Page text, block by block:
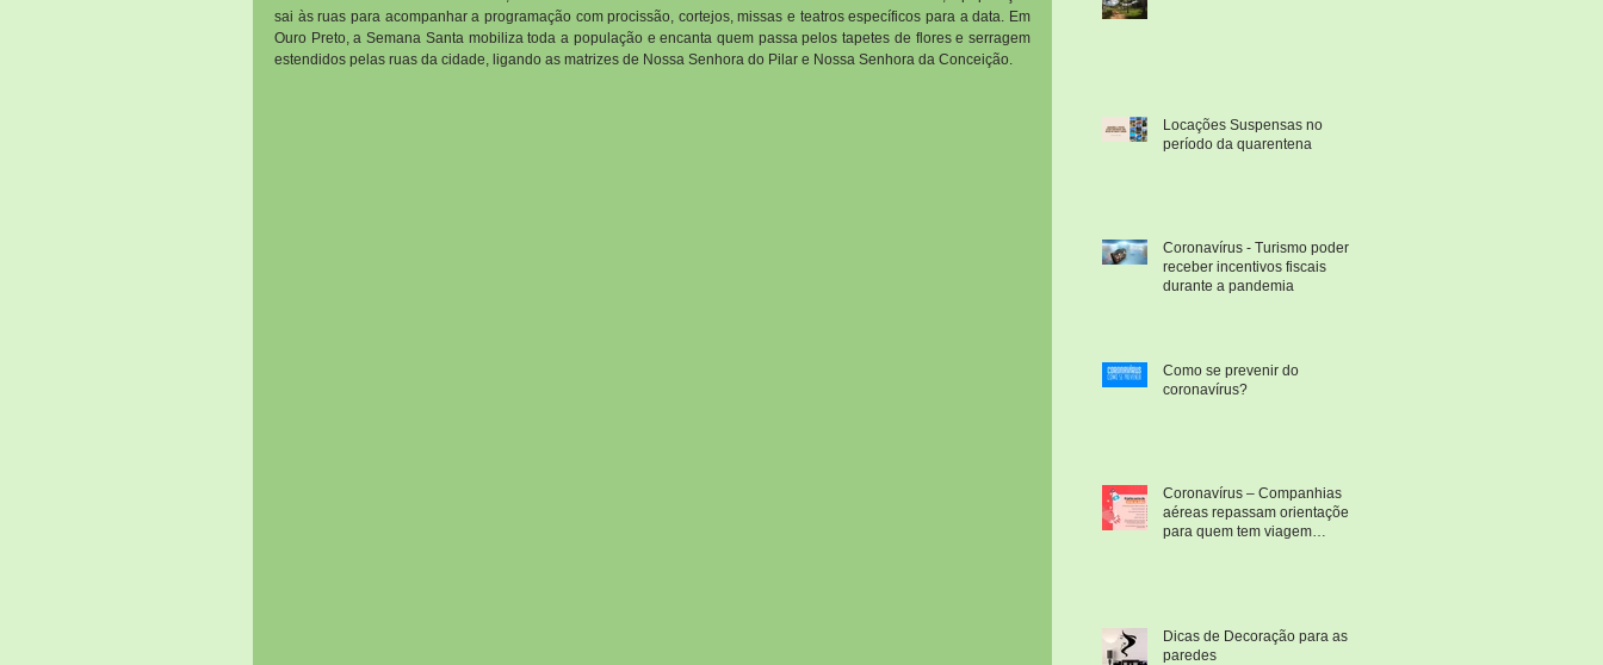
sai às ruas para acompanhar a programação com procissão, cortejos, missas e teatros específicos para a data. Em
Ouro Preto, a Semana Santa mobiliza toda a população e encanta quem passa pelos tapetes de flores e serragem
estendidos pelas ruas da cidade, ligando as matrizes de Nossa Senhora do Pilar e Nossa Senhora da Conceição.
Locações Suspensas no
período da quarentena
Coronavírus - Turismo poderá
receber incentivos fiscais
durante a pandemia
Como se prevenir do
coronavírus?
Coronavírus – Companhias
aéreas repassam orientações
para quem tem viagem
Dicas de Decoração para as
paredes